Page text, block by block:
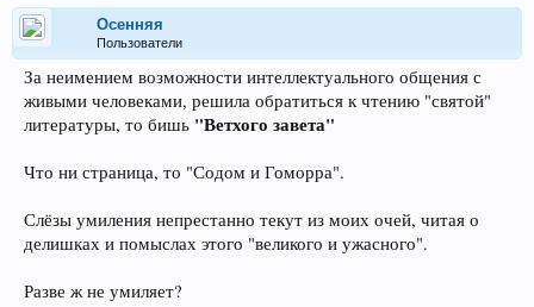
Осенняя
Пользователи
За неимением возможности интеллектуального общения с
живыми человеками, решила обратиться к чтению "святой"
литературы, то бишь "Ветхого завета"
Что ни страница, то "Содом и Гоморра".
Слёзы умиления непрестанно текут из моих очей, читая о
делишках и помыслах этого "великого и ужасного".
Разве ж не умиляет?